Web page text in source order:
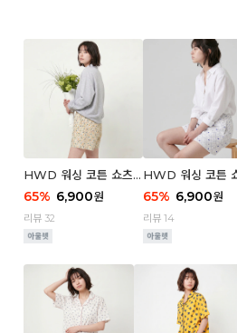
HWD 워싱 코튼 쇼츠
(우먼) - 02 Retro flo
wer
65% 6,900원
리뷰 32
HWD 워싱 코튼
(우먼) - 01 Blue
e
65% 6,900원
리뷰 14